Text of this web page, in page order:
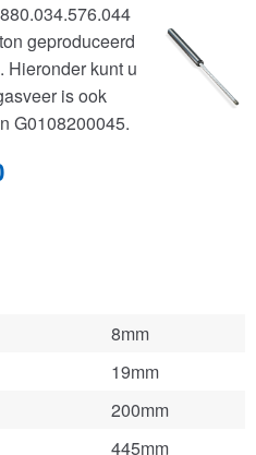
geproduceerd
Hieronder kunt u
is ook
G0108200045.
8mm
19mm
200mm
445mm